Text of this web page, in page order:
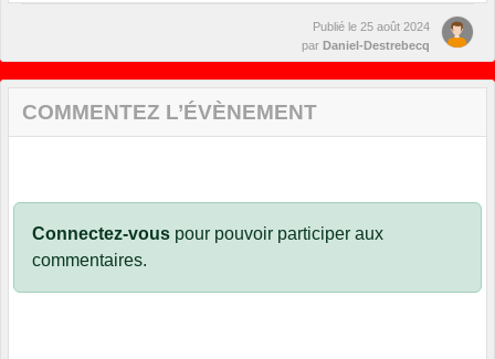
Publié le 25 août 2024
par Daniel-Destrebecq
COMMENTEZ L’ÉVÈNEMENT
Connectez-vous pour pouvoir participer aux
commentaires.